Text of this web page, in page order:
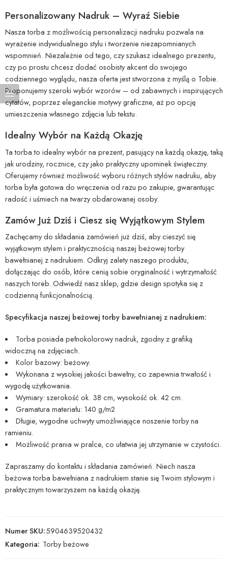
Personalizowany Nadruk – Wyraź Siebie
Nasza torba z możliwością personalizacji nadruku pozwala na
wyrażenie indywidualnego stylu i tworzenie niezapomnianych
wspomnień. Niezależnie od tego, czy szukasz idealnego prezentu,
czy po prostu chcesz dodać osobisty akcent do swojego
codziennego wyglądu, nasza oferta jest stworzona z myślą o Tobie.
Proponujemy szeroki wybór wzorów – od zabawnych i inspirujących
cytatów, poprzez eleganckie motywy graficzne, aż po opcję
umieszczenia własnego zdjęcia lub tekstu.
Idealny Wybór na Każdą Okazję
Ta torba to idealny wybór na prezent, pasujący na każdą okazję, taką
jak urodziny, rocznice, czy jako praktyczny upominek świąteczny.
Oferujemy również możliwość wyboru różnych stylów nadruku, aby
torba była gotowa do wręczenia od razu po zakupie, gwarantując
radość i uśmiech na twarzy obdarowanej osoby.
Zamów Już Dziś i Ciesz się Wyjątkowym Stylem
Zachęcamy do składania zamówień już dziś, aby cieszyć się
wyjątkowym stylem i praktycznością naszej beżowej torby
bawełnianej z nadrukiem. Odkryj zalety naszego produktu,
dołączając do osób, które cenią sobie oryginalność i wytrzymałość
naszych toreb. Odwiedź nasz sklep, gdzie design spotyka się z
codzienną funkcjonalnością.
Specyfikacja naszej beżowej torby bawełnianej z nadrukiem:
Torba posiada pełnokolorowy nadruk, zgodny z grafiką
widoczną na zdjęciach.
Kolor bazowy: beżowy.
Wykonana z wysokiej jakości bawełny, co zapewnia trwałość i
wygodę użytkowania.
Wymiary: szerokość ok. 38 cm, wysokość ok. 42 cm.
Gramatura materiału: 140 g/m2
Długie, wygodne uchwyty umożliwiające noszenie torby na
ramieniu.
Możliwość prania w pralce, co ułatwia jej utrzymanie w czystości.
Zapraszamy do kontaktu i składania zamówień. Niech nasza
beżowa torba bawełniana z nadrukiem stanie się Twoim stylowym i
praktycznym towarzyszem na każdą okazję.
Numer SKU:5904639520432
Kategoria: Torby beżowe